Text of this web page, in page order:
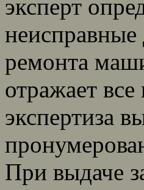
эксперт
неисправные
ремонта
отражает
экспертиза
При выдаче